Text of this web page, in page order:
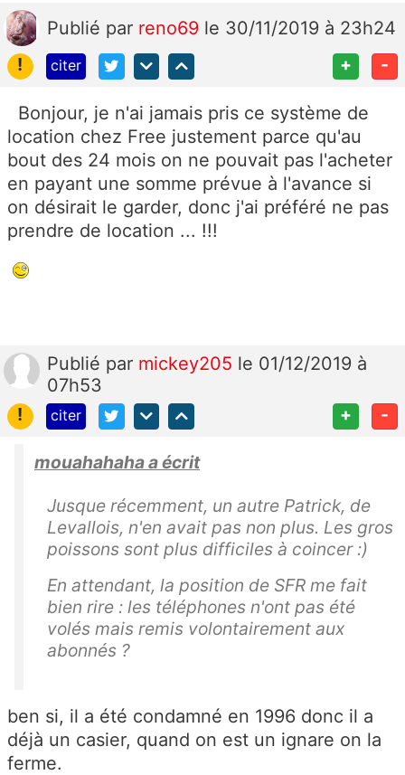
Publié par reno69 le 30/11/2019 à 23h24
!
citer + -
Bonjour, je n'ai jamais pris ce système de
location chez Free justement parce qu'au
bout des 24 mois on ne pouvait pas l'acheter
en payant une somme prévue à l'avance si
on désirait le garder, donc j'ai préféré ne pas
prendre de location ... !!!
Publié par mickey205 le 01/12/2019 à
07h53
!
citer + -
mouahahaha a écrit
Jusque récemment, un autre Patrick, de
Levallois, n'en avait pas non plus. Les gros
poissons sont plus difficiles à coincer :)
En attendant, la position de SFR me fait
bien rire : les téléphones n'ont pas été
volés mais remis volontairement aux
abonnés ?
ben si, il a été condamné en 1996 donc il a
déjà un casier, quand on est un ignare on la
ferme.